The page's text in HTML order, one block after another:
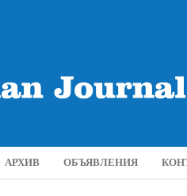
АРХИВ ОБЪЯВЛЕНИЯ